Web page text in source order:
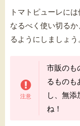
トマトピューレに
なるべく使い切る
るようにしましょう
市販のも
るものも
し、無
ね！